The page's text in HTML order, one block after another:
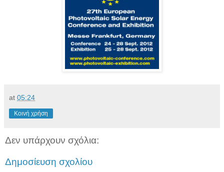
at 05:24
Κοινή χρήση
Δεν υπάρχουν σχόλια:
Δημοσίευση σχολίου